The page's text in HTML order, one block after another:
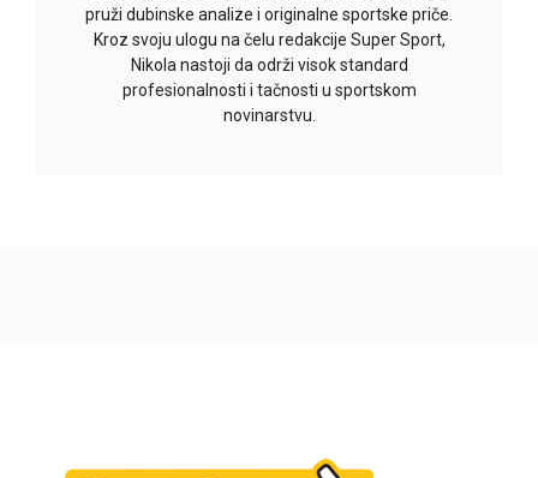
pruži dubinske analize i originalne sportske priče.
Kroz svoju ulogu na čelu redakcije Super Sport,
Nikola nastoji da održi visok standard
profesionalnosti i tačnosti u sportskom
novinarstvu.